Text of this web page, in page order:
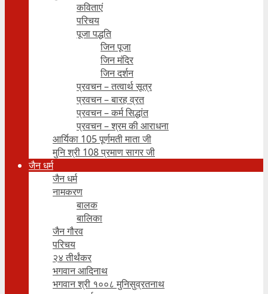
कविताएं
परिचय
पूजा पद्धति
जिन पूजा
जिन मंदिर
जिन दर्शन
प्रवचन – तत्वार्थ सूत्र
प्रवचन – बारह व्रत
प्रवचन – कर्म सिद्धांत
प्रवचन – श्रम की आराधना
आर्यिका 105 पूर्णमती माता जी
मुनि श्री 108 प्रमाण सागर जी
जैन धर्म
जैन धर्म
नामकरण
बालक
बालिका
जैन गौरव
परिचय
२४ तीर्थंकर
भगवान आदिनाथ
भगवान श्री १००८ मुनिसुव्रतनाथ